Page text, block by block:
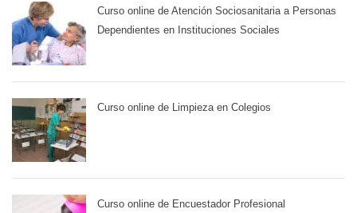
Curso online de Atención Sociosanitaria a Personas
Dependientes en Instituciones Sociales
Curso online de Limpieza en Colegios
Curso online de Encuestador Profesional